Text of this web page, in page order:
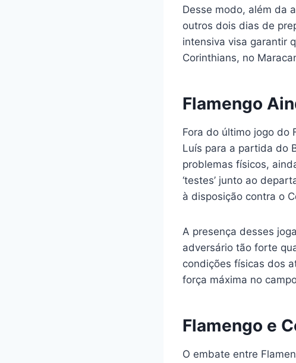
Desse modo, além da
outros dois dias de
intensiva visa garantir
Corinthians, no
Flamengo
Fora do último jogo do
Luís para a partida do
problemas físicos,
‘testes’ junto ao
à disposição contra o
A presença desses
adversário tão forte
condições físicas dos
força máxima no
Flamengo e
O embate entre